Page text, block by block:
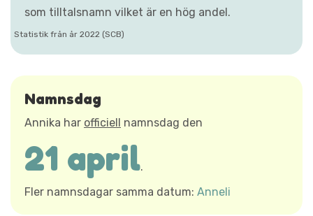
som tilltalsnamn vilket är en hög andel.
Statistik från år 2022 (SCB)
Namnsdag
Annika har officiell namnsdag den
21 april.
Fler namnsdagar samma datum: Anneli